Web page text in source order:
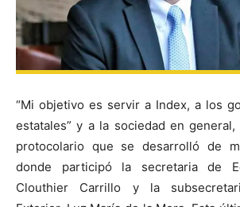
“Mi objetivo es servir a Index, a los
estatales” y a la sociedad en
protocolario que se desarrolló de
donde participó la secretaria de
Clouthier Carrillo y la